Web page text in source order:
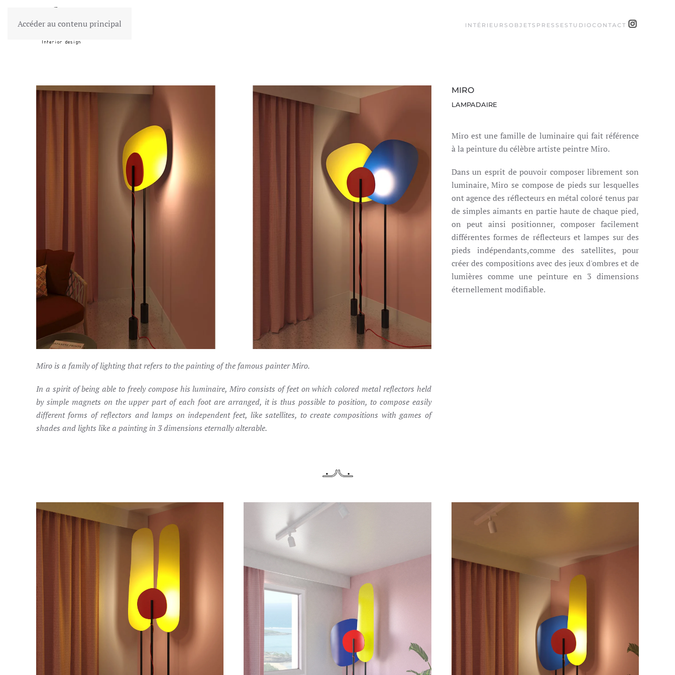
Accéder au contenu principal INTÉRIEURS OBJETS PRESSE STUDIOCONTACT
Miro is a family of lighting that refers to the painting of the famous painter Miro.
In a spirit of being able to freely compose his luminaire, Miro consists of feet on which colored metal reflectors held
by simple magnets on the upper part of each foot are arranged, it is thus possible to position, to compose easily
different forms of reflectors and lamps on independent feet, like satellites, to create compositions with games of
shades and lights like a painting in 3 dimensions eternally alterable.
MIRO
LAMPADAIRE
Miro est une famille de luminaire qui fait référence
à la peinture du célèbre artiste peintre Miro.
Dans un esprit de pouvoir composer librement son
luminaire, Miro se compose de pieds sur lesquelles
ont agence des réflecteurs en métal coloré tenus par
de simples aimants en partie haute de chaque pied,
on peut ainsi positionner, composer facilement
différentes formes de réflecteurs et lampes sur des
pieds indépendants,comme des satellites, pour
créer des compositions avec des jeux d'ombres et de
lumières comme une peinture en 3 dimensions
éternellement modifiable.
PLUS GRAND PLUS GRAND